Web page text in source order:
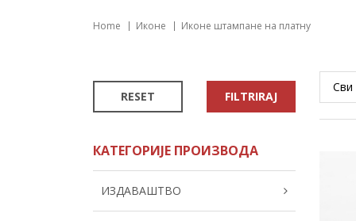
Home Иконе Иконе штампане на платну
RESET FILTRIRAJ
КАТЕГОРИЈЕ ПРОИЗВОДА
ИЗДАВАШТВО